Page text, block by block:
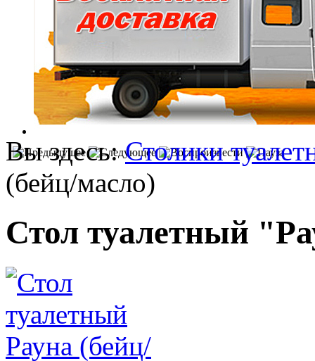
Вы здесь:Столики
(бейц/масло)
Стол туалетный